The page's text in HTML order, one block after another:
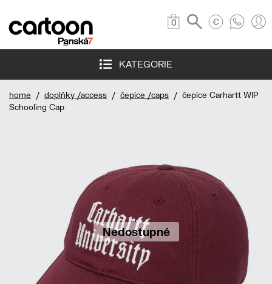
0
KATEGORIE
home / doplňky /access / čepice /caps / čepice Carhartt WIP
Schooling Cap
Nedostupné